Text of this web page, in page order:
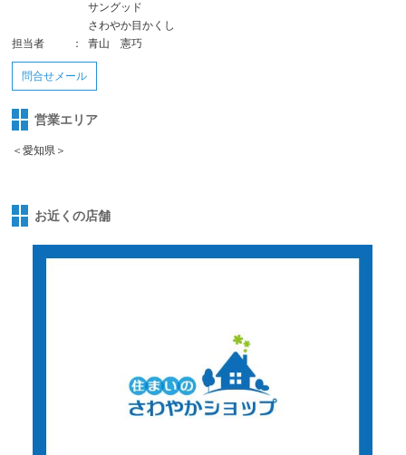
サングッド
さわやか目かくし
担当者
： 青山 憲巧
問合せメール
営業エリア
＜愛知県＞
お近くの店舗